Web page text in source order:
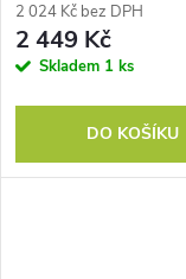
2 024 Kč bez DPH
2 449 Kč
Skladem 1 ks
DO KOŠÍKU